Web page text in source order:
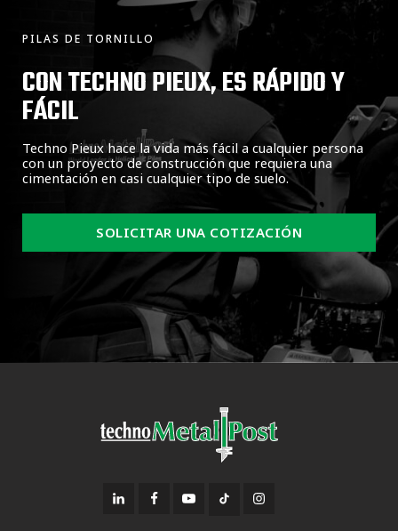
PILAS DE TORNILLO
CON TECHNO PIEUX, ES RÁPIDO Y
FÁCIL
Techno Pieux hace la vida más fácil a cualquier persona
con un proyecto de construcción que requiera una
cimentación en casi cualquier tipo de suelo.
SOLICITAR UNA COTIZACIÓN